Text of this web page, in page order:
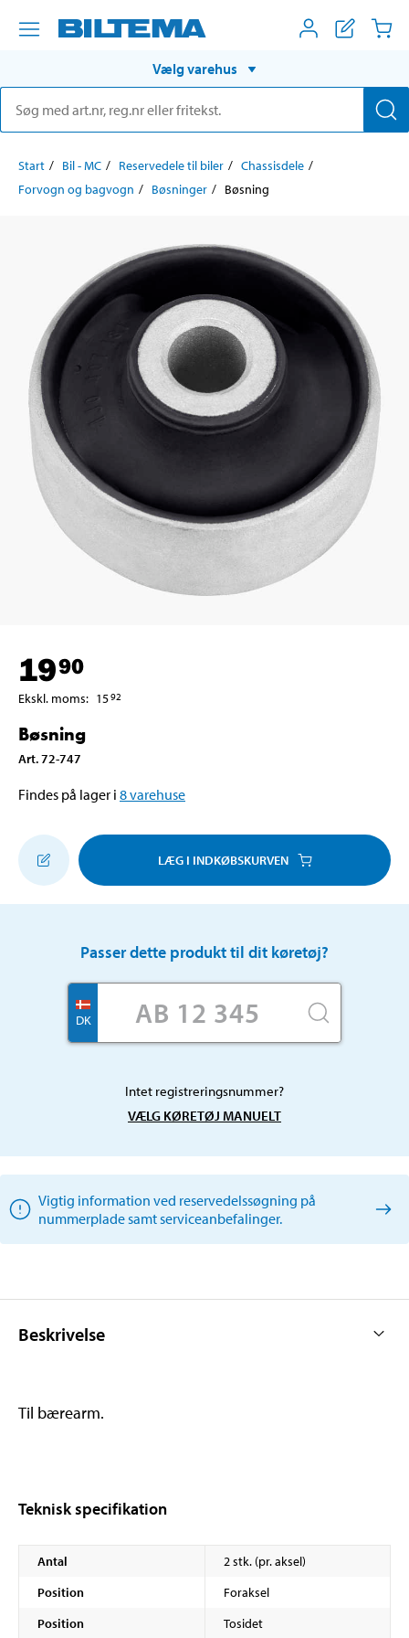
Vælg varehus
Start Bil - MC Reservedele til biler
Chassisdele
Forvogn og bagvogn
Bøsninger Bøsning
1990
Ekskl. moms: 1592
Bøsning
Art.72-747
Findes på lager i 8varehuse
LÆG I INDKØBSKURVEN
Passer dette produkt til dit køretøj?
DK
Intet registreringsnummer?
VÆLG KØRETØJ MANUELT
Vigtig information ved reservedelssøgning på
nummerplade samt serviceanbefalinger.
Beskrivelse
Til bærearm.
Teknisk specifikation
Antal
2 stk. (pr. aksel)
Position
Foraksel
Position
Tosidet